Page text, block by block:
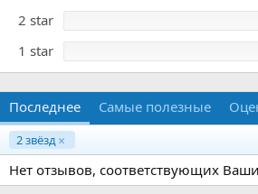
2 star
1 star
Последнее Самые полезные
2 звёзд
Нет отзывов, соответствующих